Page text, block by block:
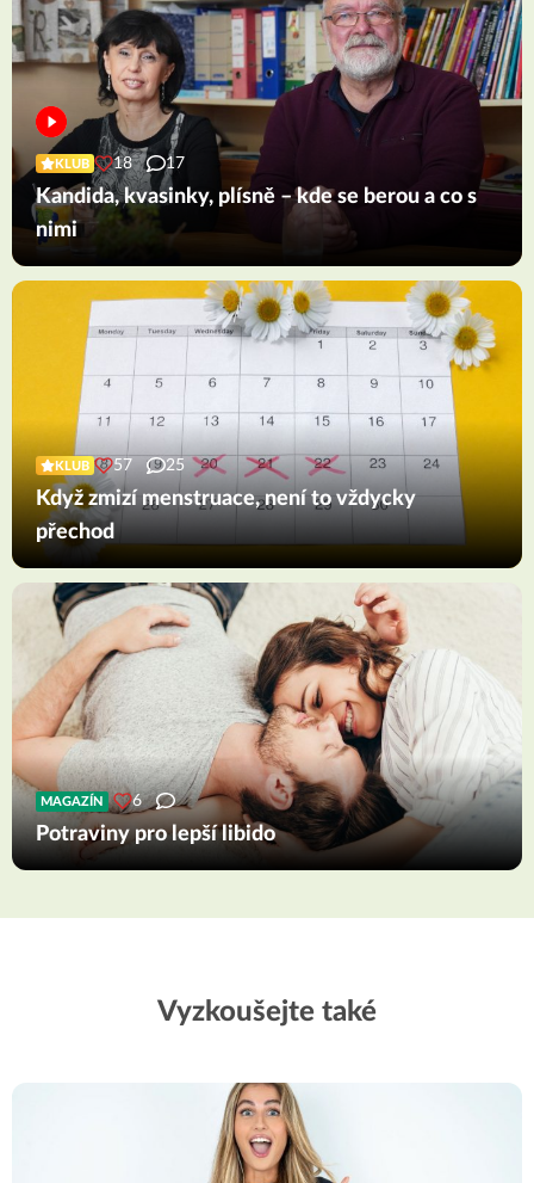
KLUB 18 17
Kandida, kvasinky, plísně – kde se berou a co s
nimi
KLUB 57 25
Když zmizí menstruace, není to vždycky
přechod
MAGAZÍN 6
Potraviny pro lepší libido
Vyzkoušejte také